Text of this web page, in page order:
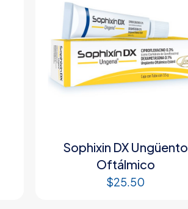
Sophixin DX Ungüento
Oftálmico
$25.50